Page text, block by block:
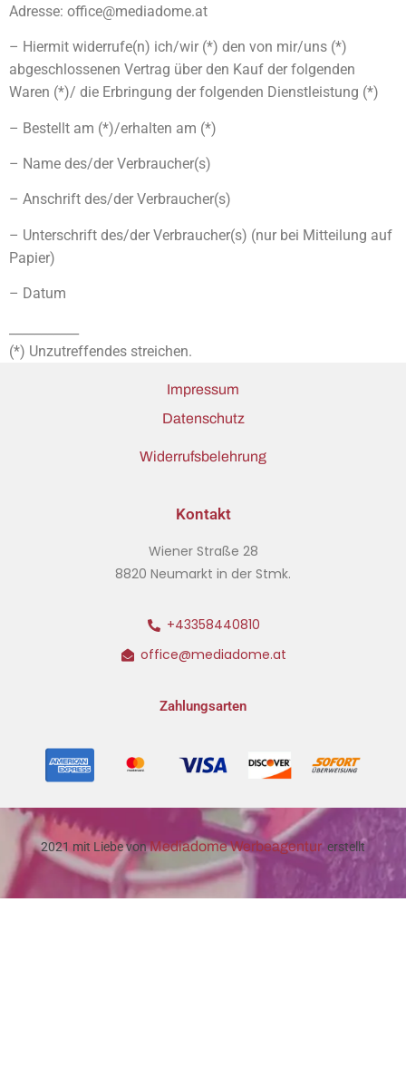
Adresse: office@mediadome.at
– Hiermit widerrufe(n) ich/wir (*) den von mir/uns (*)
abgeschlossenen Vertrag über den Kauf der folgenden
Waren (*)/ die Erbringung der folgenden Dienstleistung (*)
– Bestellt am (*)/erhalten am (*)
– Name des/der Verbraucher(s)
– Anschrift des/der Verbraucher(s)
– Unterschrift des/der Verbraucher(s) (nur bei Mitteilung auf
Papier)
– Datum
(*) Unzutreffendes streichen.
Impressum
Datenschutz
Widerrufsbelehrung
Kontakt
Wiener Straße 28
8820 Neumarkt in der Stmk.
+43358440810
office@mediadome.at
Zahlungsarten
2021 mit Liebe vonMediadome Werbeagentur erstellt